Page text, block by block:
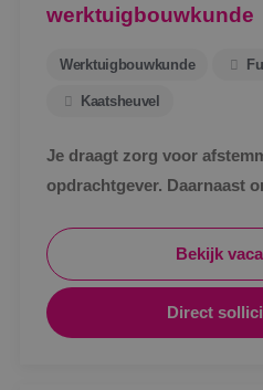
werktuigbouwkunde
Werktuigbouwkunde
Kaatsheuvel
Je draagt zorg voor
opdrachtgever. Daarnaast
technische ontwerp en de
de uitvoering.
Bekijk
Direct